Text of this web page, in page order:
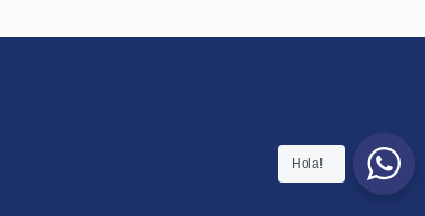
Hola!